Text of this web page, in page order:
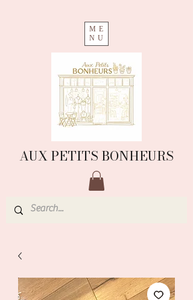
ME
NU
AUX PETITS BONHEURS